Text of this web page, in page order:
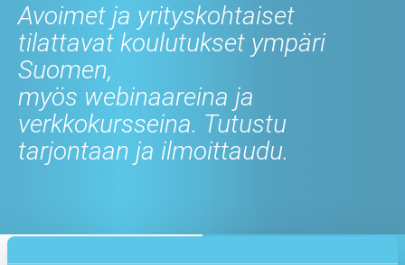
Avoimet ja yrityskohtaiset
tilattavat koulutukset ympäri
Suomen,
myös webinaareina ja
verkkokursseina. Tutustu
tarjontaan ja ilmoittaudu.